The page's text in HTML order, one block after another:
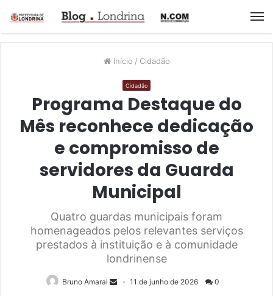
Início / Cidadão
Cidadão
Programa Destaque do
Mês reconhece dedicação
e compromisso de
servidores da Guarda
Municipal
Quatro guardas municipais foram
homenageados pelos relevantes serviços
prestados à instituição e à comunidade
londrinense
Bruno Amaral 11 de junho de 2026 0